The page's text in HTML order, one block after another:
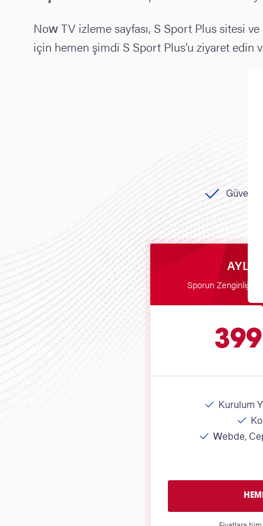
Now TV izleme sayfası, S Sport Plus sitesi
için hemen şimdi S Sport Plus’u ziyaret edin
Güvenli
Sporun Zenginliği
Kurulum
Webde,